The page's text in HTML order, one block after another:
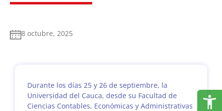
8 octubre, 2025
Durante los días 25 y 26 de septiembre, la
Universidad del Cauca, desde su Facultad de
Ciencias Contables, Económicas y Administrativas